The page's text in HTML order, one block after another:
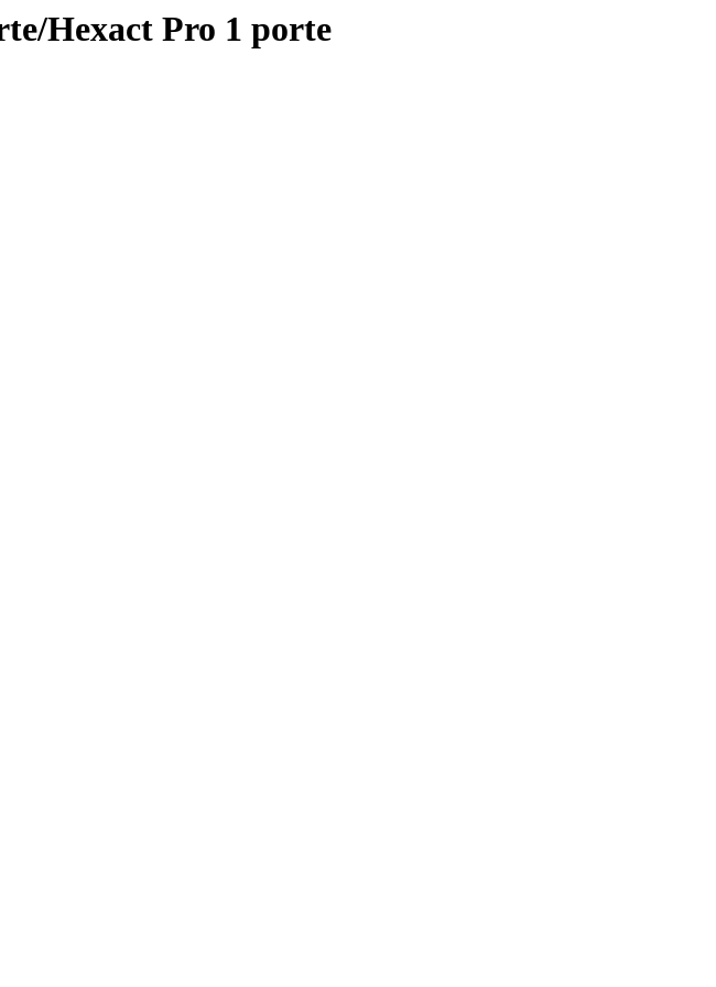
Hexact Pro 1 porte